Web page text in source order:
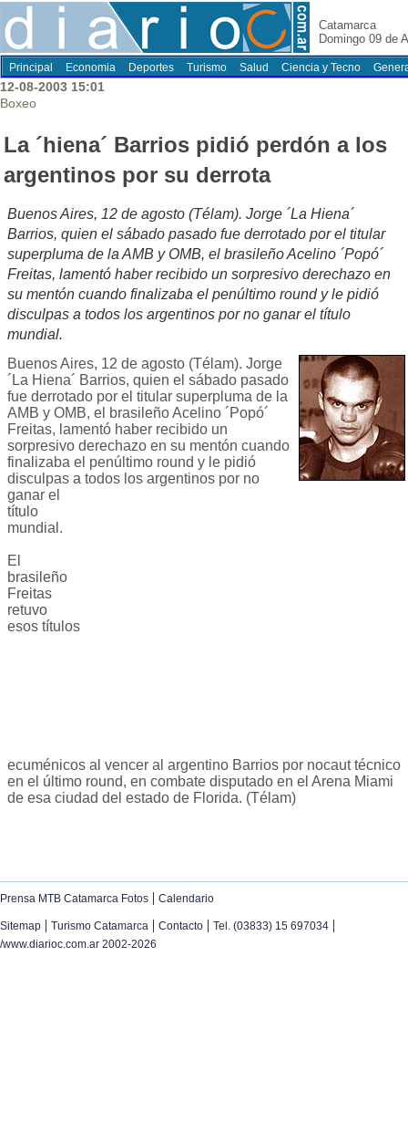
Catamarca
Domingo 09 de
Principal Economia Deportes Turismo Salud Ciencia y Tecno
12-08-2003 15:01
Boxeo
La ´hiena´ Barrios pidió perdón a los
argentinos por su derrota
Buenos Aires, 12 de agosto (Télam). Jorge ´La Hiena´
Barrios, quien el sábado pasado fue derrotado por el titular
superpluma de la AMB y OMB, el brasileño Acelino ´Popó´
Freitas, lamentó haber recibido un sorpresivo derechazo en
su mentón cuando finalizaba el penúltimo round y le pidió
disculpas a todos los argentinos por no ganar el título
mundial.
Buenos Aires, 12 de agosto (Télam). Jorge
´La Hiena´ Barrios, quien el sábado pasado
fue derrotado por el titular superpluma de la
AMB y OMB, el brasileño Acelino ´Popó´
Freitas, lamentó haber recibido un
sorpresivo derechazo en su mentón cuando
finalizaba el penúltimo round y le pidió
disculpas a todos los argentinos por no
ganar el
título
mundial.
El
brasileño
Freitas
retuvo
esos títulos
ecuménicos al vencer al argentino Barrios por nocaut técnico
en el último round, en combate disputado en el Arena Miami
de esa ciudad del estado de Florida. (Télam)
Prensa MTB Catamarca Fotos | Calendario
Sitemap | Turismo Catamarca | Contacto | Tel. (03833) 15 697034 |
/www.diarioc.com.ar 2002-2026